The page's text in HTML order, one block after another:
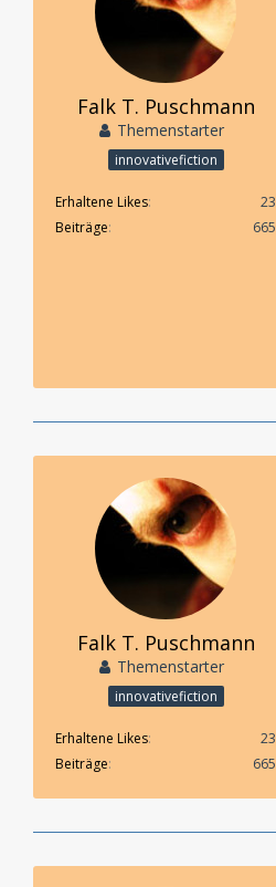
Falk T. Puschmann
Themenstarter
innovativefiction
Erhaltene Likes
23
Beiträge
665
Falk T. Puschmann
Themenstarter
innovativefiction
Erhaltene Likes
23
Beiträge
665